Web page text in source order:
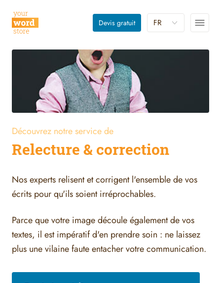
Devis gratuit FR
Découvrez notre service de
Relecture & correction
Nos experts relisent et corrigent l'ensemble de vos
écrits pour qu'ils soient irréprochables.
Parce que votre image découle également de vos
textes, il est impératif d'en prendre soin : ne laissez
plus une vilaine faute entacher votre communication.